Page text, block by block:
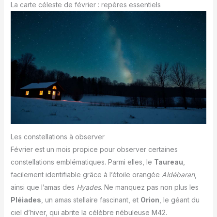
La carte céleste de février : repères essentiels
Les constellations à observer
Février est un mois propice pour observer certaines
constellations emblématiques. Parmi elles, le Taureau
facilement identifiable grâce à l’étoile orangée Aldébaran,
ainsi que l’amas des Hyades. Ne manquez pas non plus les
Pléiades , un amas stellaire fascinant, et Orion , le géant du
ciel d’hiver, qui abrite la célèbre nébuleuse M42.